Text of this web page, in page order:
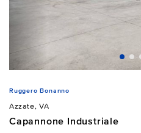
Ruggero Bonanno
Azzate, VA
Capannone Industriale